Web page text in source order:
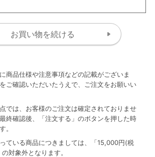
商品仕様や注意事項などの記載がございま
ご確認いただいたうえで、ご注文をお願いい
では、お客様のご注文は確定されておりませ
終確認後、「注文する」のボタンを押した時
。
ている商品につきましては、「15,000円(税
対象外となります。